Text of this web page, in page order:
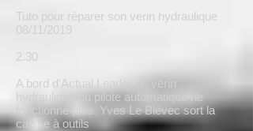
Tuto pour réparer son verin hydraulique
08/11/2019
2.30
A bord d'Actual Leader un vérin
hydraulique du pilote automatique ne
fonctionne plus. Yves Le Blévec sort la
caisse à outils